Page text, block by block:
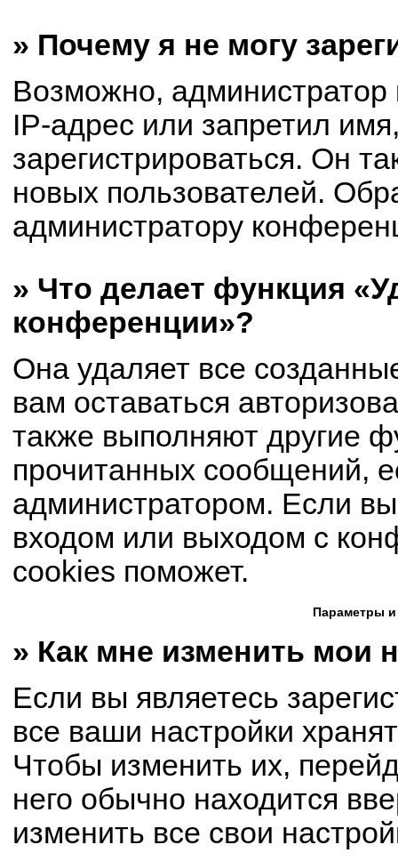
» Почему я не могу
Возможно,
IP-адрес или запретил
зарегистрироваться. Он
новых пользователей.
администратору
» Что делает функция
конференции»?
Она удаляет все
вам оставаться
также выполняют другие
прочитанных сообщений,
администратором. Если
входом или выходом с
cookies поможет.
Параметры и
» Как мне изменить мои
Если вы являетесь
все ваши настройки
Чтобы изменить их,
него обычно находится
изменить все свои